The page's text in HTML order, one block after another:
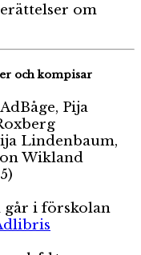
om
och kompisar
Pija
Lindenbaum,
Wikland
går i förskolan